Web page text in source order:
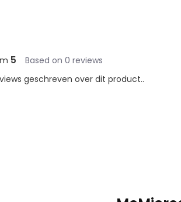
5 Based on 0 reviews
geschreven over dit product..